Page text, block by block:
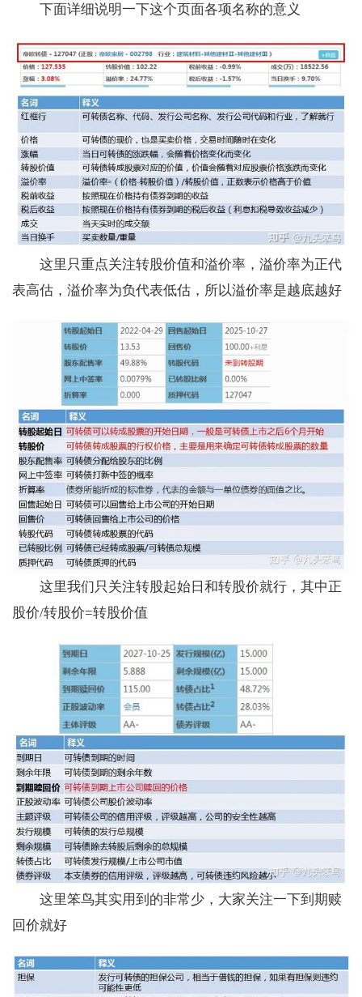
下面详细说明一下这个页面各项名称的意义
这里只重点关注转股价值和溢价率，溢价率为正代
表高估，溢价率为负代表低估，所以溢价率是越底越好
这里我们只关注转股起始日和转股价就行，其中正
股价/转股价=转股价值
这里笨鸟其实用到的非常少，大家关注一下到期赎
回价就好